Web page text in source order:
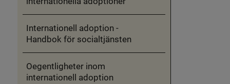
Internationell adoption -
Handbok för socialtjänsten
Oegentligheter inom
internationell adoption